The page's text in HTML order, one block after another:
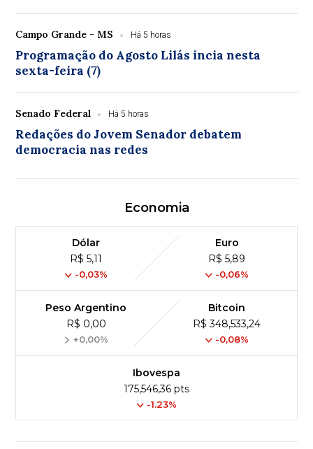
Campo Grande - MS Há 5 horas
Programação do Agosto Lilás incia nesta
sexta-feira (7)
Senado Federal Há 5 horas
Redações do Jovem Senador debatem
democracia nas redes
Economia
Dólar
R$ 5,11
-0,03%
Euro
R$ 5,89
-0,06%
Peso Argentino
R$ 0,00
+0,00%
Bitcoin
R$ 348,533,24
-0,08%
Ibovespa
175,546,36 pts
-1.23%